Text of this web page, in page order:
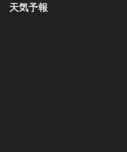
天気予報